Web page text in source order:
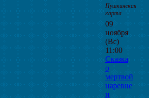
Пушкинская
карта
09
ноября
(Вс)
11:00
Сказка
о
мертвой
царевне
и